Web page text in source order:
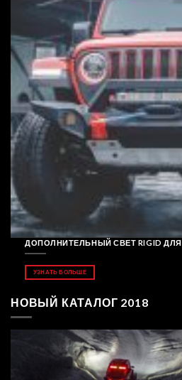
ДОПОЛНИТЕЛЬНЫЙ СВЕТ RIGID ДЛЯ
УЗНАТЬ БОЛЬШЕ
НОВЫЙ КАТАЛОГ 2018